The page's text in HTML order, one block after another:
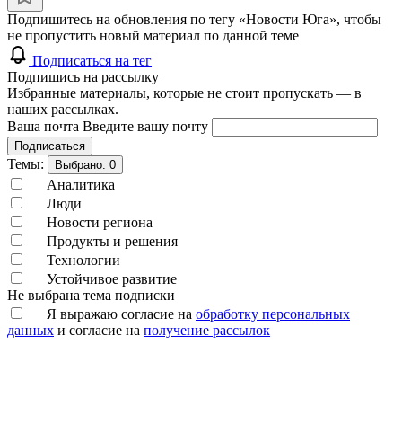
Подпишитесь на обновления по тегу «Новости Юга», чтобы
не пропустить новый материал по данной теме
Подписаться на тег
Подпишись на рассылку
Избранные материалы, которые не стоит пропускать — в
наших рассылках.
Ваша почта Введите вашу почту
Подписаться
Темы: Выбрано: 0
Аналитика
Люди
Новости региона
Продукты и решения
Технологии
Устойчивое развитие
Не выбрана тема подписки
Я выражаю согласие на обработку персональных
данных и согласие на получение рассылок